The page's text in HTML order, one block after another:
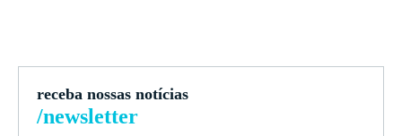
receba nossas notícias
/newsletter